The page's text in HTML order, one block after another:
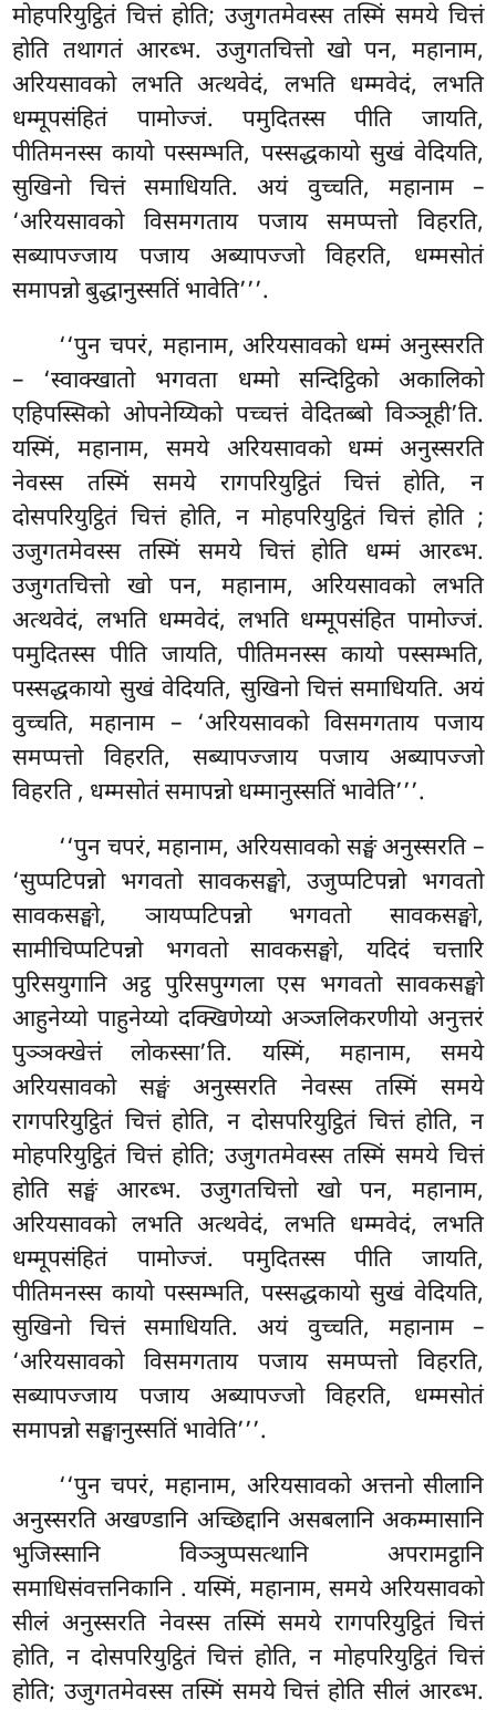
मोहपरियुट्ठितं चित्तं होति; उजुगतमेवस्स तस्मिं समये चित्तं
होति तथागतं आरब्भ. उजुगतचित्तो खो पन, महानाम,
अरियसावको लभति अत्थवेदं, लभति धम्मवेदं, लभति
धम्मूपसंहितं पामोज्जं. पमुदितस्स पीति जायति,
पीतिमनस्स कायो पस्सम्भति, पस्सद्धकायो सुखं वेदियति,
सुखिनो चित्तं समाधियति. अयं वुच्चति, महानाम –
‘अरियसावको विसमगताय पजाय समप्पत्तो विहरति,
सब्यापज्जाय पजाय अब्यापज्जो विहरति, धम्मसोतं
समापन्नो बुद्धानुस्सतिं भावेति’’’.
‘‘पुन चपरं, महानाम, अरियसावको धम्मं अनुस्सरति
– ‘स्वाक्खातो भगवता धम्मो सन्दिट्ठिको अकालिको
एहिपस्सिको ओपनेय्यिको पच्चत्तं वेदितब्बो विञ्ञूही’ति.
यस्मिं, महानाम, समये अरियसावको धम्मं अनुस्सरति
नेवस्स तस्मिं समये रागपरियुट्ठितं चित्तं होति, न
दोसपरियुट्ठितं चित्तं होति, न मोहपरियुट्ठितं चित्तं होति ;
उजुगतमेवस्स तस्मिं समये चित्तं होति धम्मं आरब्भ.
उजुगतचित्तो खो पन, महानाम, अरियसावको लभति
अत्थवेदं, लभति धम्मवेदं, लभति धम्मूपसंहित पामोज्जं.
पमुदितस्स पीति जायति, पीतिमनस्स कायो पस्सम्भति,
पस्सद्धकायो सुखं वेदियति, सुखिनो चित्तं समाधियति. अयं
वुच्चति, महानाम – ‘अरियसावको विसमगताय पजाय
समप्पत्तो विहरति, सब्यापज्जाय पजाय अब्यापज्जो
विहरति, धम्मसोतं समापन्नो धम्मानुस्सतिं भावेति’’’.
‘‘पुन चपरं, महानाम, अरियसावको सङ्घं अनुस्सरति –
‘सुप्पटिपन्नो भगवतो सावकसङ्घो, उजुप्पटिपन्नो भगवतो
सावकसङ्घो, ञायप्पटिपन्नो भगवतो सावकसङ्घो,
सामीचिप्पटिपन्नो भगवतो सावकसङ्घो, यदिदं चत्तारि
पुरिसयुगानि अट्ठ पुरिसपुग्गला एस भगवतो सावकसङ्घो
आहुनेय्यो पाहुनेय्यो दक्खिणेय्यो अञ्जलिकरणीयो अनुत्तरं
पुञ्ञक्खेत्तं लोकस्सा’ति. यस्मिं, महानाम, समये
अरियसावको सङ्घं अनुस्सरति नेवस्स तस्मिं समये
रागपरियुट्ठितं चित्तं होति, न दोसपरियुट्ठितं चित्तं होति, न
मोहपरियुट्ठितं चित्तं होति; उजुगतमेवस्स तस्मिं समये चित्तं
होति सङ्घं आरब्भ. उजुगतचित्तो खो पन, महानाम,
अरियसावको लभति अत्थवेदं, लभति धम्मवेदं, लभति
धम्मूपसंहितं पामोज्जं. पमुदितस्स पीति जायति,
पीतिमनस्स कायो पस्सम्भति, पस्सद्धकायो सुखं वेदियति,
सुखिनो चित्तं समाधियति. अयं वुच्चति, महानाम –
‘अरियसावको विसमगताय पजाय समप्पत्तो विहरति,
सब्यापज्जाय पजाय अब्यापज्जो विहरति, धम्मसोतं
समापन्नो सङ्घानुस्सतिं भावेति’’’.
‘‘पुन चपरं, महानाम, अरियसावको अत्तनो सीलानि
अनुस्सरति अखण्डानि अच्छिद्दानि असबलानि अकम्मासानि
भुजिस्सानि विञ्ञुप्पसत्थानि अपरामट्ठानि
समाधिसंवत्तनिकानि . यस्मिं, महानाम, समये अरियसावको
सीलं अनुस्सरति नेवस्स तस्मिं समये रागपरियुट्ठितं चित्तं
होति, न दोसपरियुट्ठितं चित्तं होति, न मोहपरियुट्ठितं चित्तं
होति; उजुगतमेवस्स तस्मिं समये चित्तं होति सीलं आरब्भ.